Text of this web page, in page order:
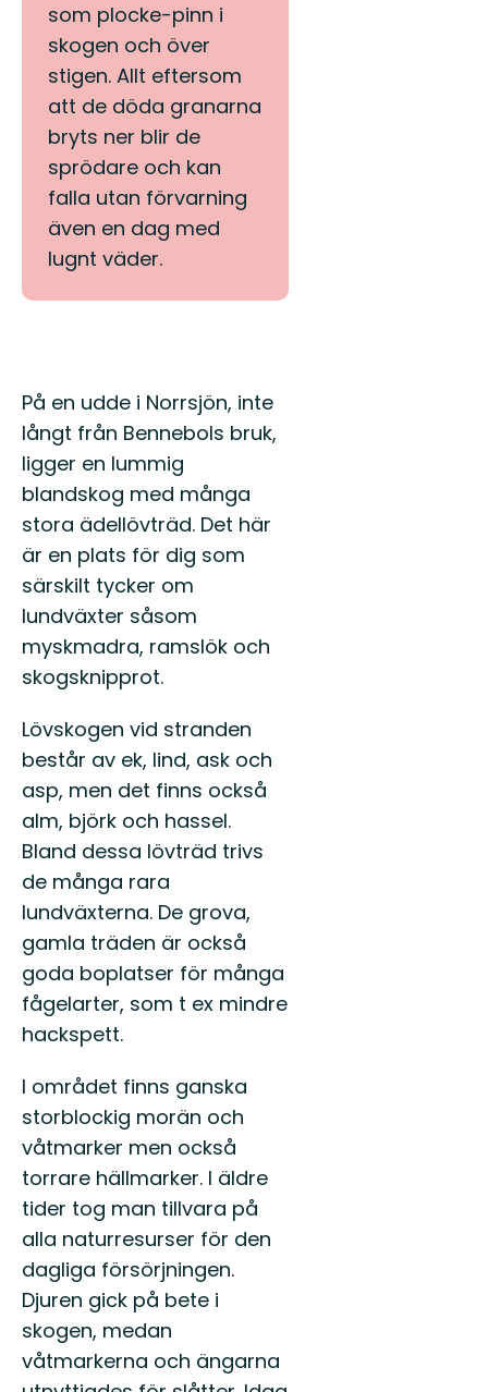
som plocke-pinn i
skogen och över
stigen. Allt eftersom
att de döda granarna
bryts ner blir de
sprödare och kan
falla utan förvarning
även en dag med
lugnt väder.
Beskrivning
På en udde i Norrsjön, inte
långt från Bennebols bruk,
ligger en lummig
blandskog med många
stora ädellövträd. Det här
är en plats för dig som
särskilt tycker om
lundväxter såsom
myskmadra, ramslök och
skogsknipprot.
Lövskogen vid stranden
består av ek, lind, ask och
asp, men det finns också
alm, björk och hassel.
Bland dessa lövträd trivs
de många rara
lundväxterna. De grova,
gamla träden är också
goda boplatser för många
fågelarter, som t ex mindre
hackspett.
I området finns ganska
storblockig morän och
våtmarker men också
torrare hällmarker. I äldre
tider tog man tillvara på
alla naturresurser för den
dagliga försörjningen.
Djuren gick på bete i
skogen, medan
våtmarkerna och ängarna